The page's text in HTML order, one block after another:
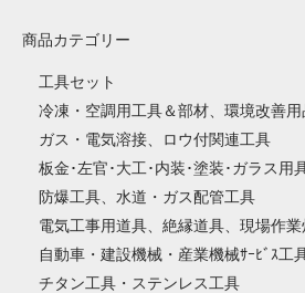
商品カテゴリー
工具セット
冷凍・空調用工具＆部材、環境改善用
ガス・電気溶接、ロウ付関連工具
板金･左官･大工･内装･塗装･ガラス用
防爆工具、水道・ガス配管工具
電気工事用道具、絶縁道具、現場作業
自動車・建設機械・産業機械ｻｰﾋﾞｽ工
チタン工具・ステンレス工具